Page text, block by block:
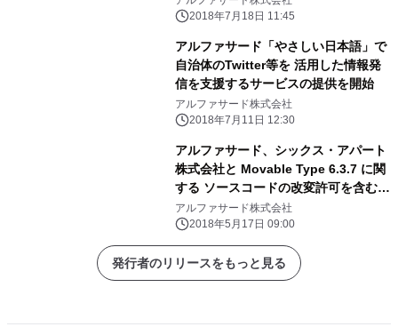
2018年7月18日 11:45
アルファサード「やさしい日本語」で
自治体のTwitter等を 活用した情報発
信を支援するサービスの提供を開始
アルファサード株式会社
2018年7月11日 12:30
アルファサード、シックス・アパート
株式会社と Movable Type 6.3.7 に関
する ソースコードの改変許可を含む許
諾契約締結／ PowerCMS 5 新機能紹
介セミナー開催(東京・大阪)
アルファサード株式会社
2018年5月17日 09:00
発行者のリリースをもっと見る